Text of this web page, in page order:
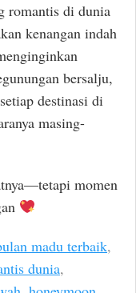
romantis di dunia
kenangan indah
bersalju,
destinasi di
masing-
momen
madu terbaik,
dunia,